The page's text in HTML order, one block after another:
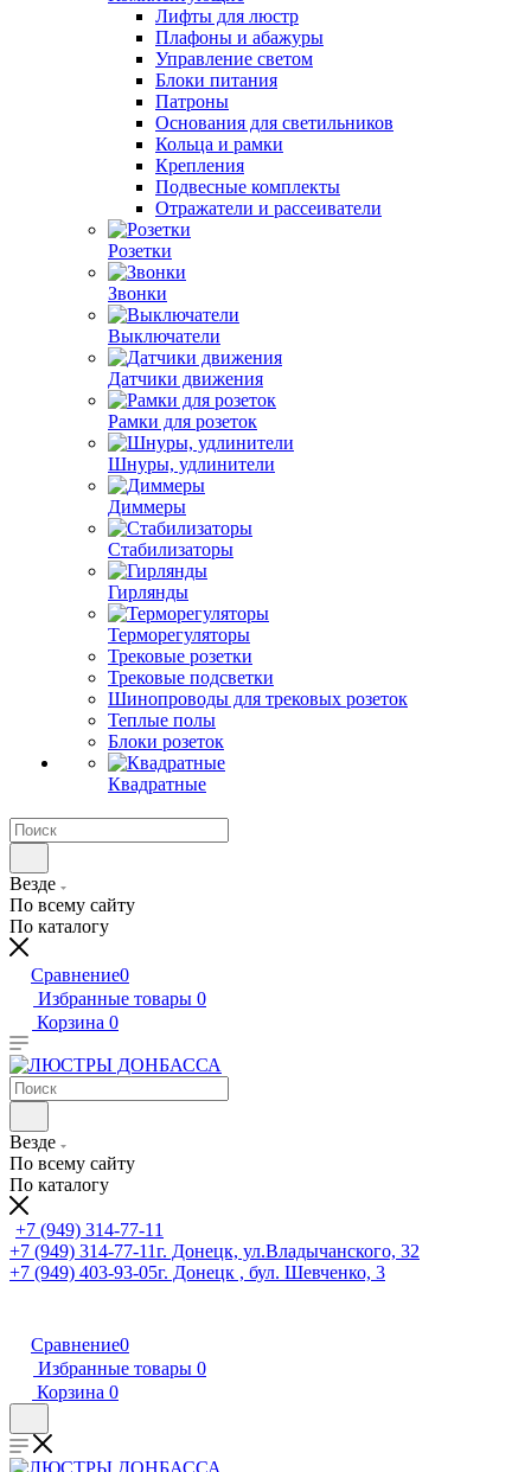
Лифты для люстр
Плафоны и абажуры
Управление светом
Блоки питания
Патроны
Основания для светильников
Кольца и рамки
Крепления
Подвесные комплекты
Отражатели и рассеиватели
Розетки
Звонки
Выключатели
Датчики движения
Рамки для розеток
Шнуры, удлинители
Диммеры
Стабилизаторы
Гирлянды
Терморегуляторы
Трековые розетки
Трековые подсветки
Шинопроводы для трековых розеток
Теплые полы
Блоки розеток
Квадратные
Везде
По всему сайту
По каталогу
Сравнение0
Избранные товары 0
Корзина 0
Везде
По всему сайту
По каталогу
+7 (949) 314-77-11
+7 (949) 314-77-11г. Донецк, ул.Владычанского, 32
+7 (949) 403-93-05г. Донецк , бул. Шевченко, 3
Сравнение0
Избранные товары 0
Корзина 0